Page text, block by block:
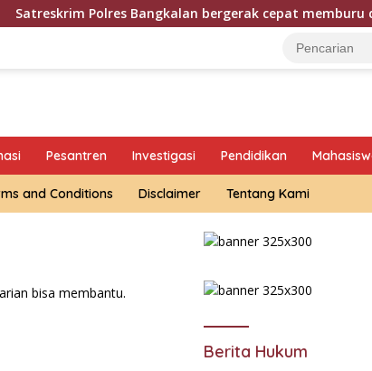
Polres Bangkalan bergerak cepat memburu dan
Pesantren Investigasi Pendidikan
and Conditions Disclaimer Tentang Kami
bisa membantu.
Berita Hukum